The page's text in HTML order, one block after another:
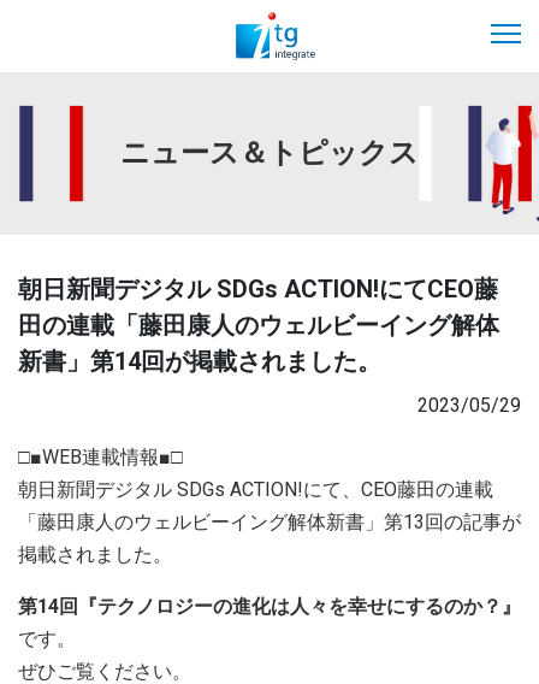
ニュース＆トピックス
朝日新聞デジタル SDGs ACTION!にてCEO藤
田の連載「藤田康人のウェルビーイング解体
新書」第14回が掲載されました。
2023/05/29
□■WEB連載情報■□
朝日新聞デジタル SDGs ACTION!にて、CEO藤田の連載
「藤田康人のウェルビーイング解体新書」第13回の記事が
掲載されました。
第14回『テクノロジーの進化は人々を幸せにするのか？』
です。
ぜひご覧ください。